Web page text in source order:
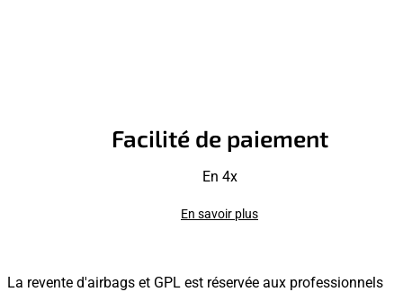
Facilité de paiement
En 4x
En savoir plus
La revente d'airbags et GPL est réservée aux professionnels